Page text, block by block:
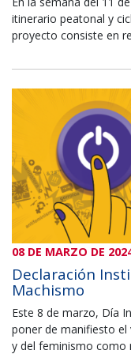
itinerario peatonal y
proyecto consiste en
08 DE MARZO DE
Declaración
Machismo
Este 8 de marzo, Día
poner de manifiesto el
y del feminismo